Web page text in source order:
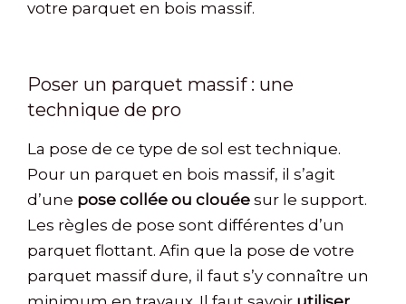
votre parquet en bois massif.
Poser un parquet massif : une
technique de pro
La pose de ce type de sol est technique.
Pour un parquet en bois massif, il s’agit
d’une pose collée ou clouée sur le support.
Les règles de pose sont différentes d’un
parquet flottant. Afin que la pose de votre
parquet massif dure, il faut s’y connaître un